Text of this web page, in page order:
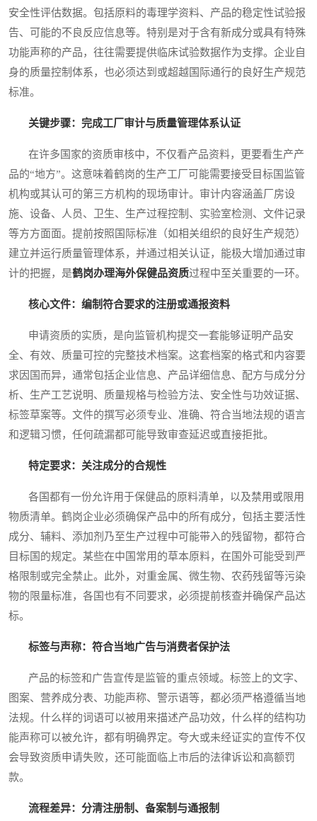
安全性评估数据。包括原料的毒理学资料、产品的稳定性试验报
告、可能的不良反应信息等。特别是对于含有新成分或具有特殊
功能声称的产品，往往需要提供临床试验数据作为支撑。企业自
身的质量控制体系，也必须达到或超越国际通行的良好生产规范
标准。
关键步骤：完成工厂审计与质量管理体系认证
在许多国家的资质审核中，不仅看产品资料，更要看生产产
品的“地方”。这意味着鹤岗的生产工厂可能需要接受目标国监管
机构或其认可的第三方机构的现场审计。审计内容涵盖厂房设
施、设备、人员、卫生、生产过程控制、实验室检测、文件记录
等方方面面。提前按照国际标准（如相关组织的良好生产规范）
建立并运行质量管理体系，并通过相关认证，能极大增加通过审
计的把握，是鹤岗办理海外保健品资质过程中至关重要的一环。
核心文件：编制符合要求的注册或通报资料
申请资质的实质，是向监管机构提交一套能够证明产品安
全、有效、质量可控的完整技术档案。这套档案的格式和内容要
求因国而异，通常包括企业信息、产品详细信息、配方与成分分
析、生产工艺说明、质量规格与检验方法、安全性与功效证据、
标签草案等。文件的撰写必须专业、准确、符合当地法规的语言
和逻辑习惯，任何疏漏都可能导致审查延迟或直接拒批。
特定要求：关注成分的合规性
各国都有一份允许用于保健品的原料清单，以及禁用或限用
物质清单。鹤岗企业必须确保产品中的所有成分，包括主要活性
成分、辅料、添加剂乃至生产过程中可能带入的残留物，都符合
目标国的规定。某些在中国常用的草本原料，在国外可能受到严
格限制或完全禁止。此外，对重金属、微生物、农药残留等污染
物的限量标准，各国也有不同要求，必须提前核查并确保产品达
标。
标签与声称：符合当地广告与消费者保护法
产品的标签和广告宣传是监管的重点领域。标签上的文字、
图案、营养成分表、功能声称、警示语等，都必须严格遵循当地
法规。什么样的词语可以被用来描述产品功效，什么样的结构功
能声称可以被允许，都有明确界定。夸大或未经证实的宣传不仅
会导致资质申请失败，还可能面临上市后的法律诉讼和高额罚
款。
流程差异：分清注册制、备案制与通报制